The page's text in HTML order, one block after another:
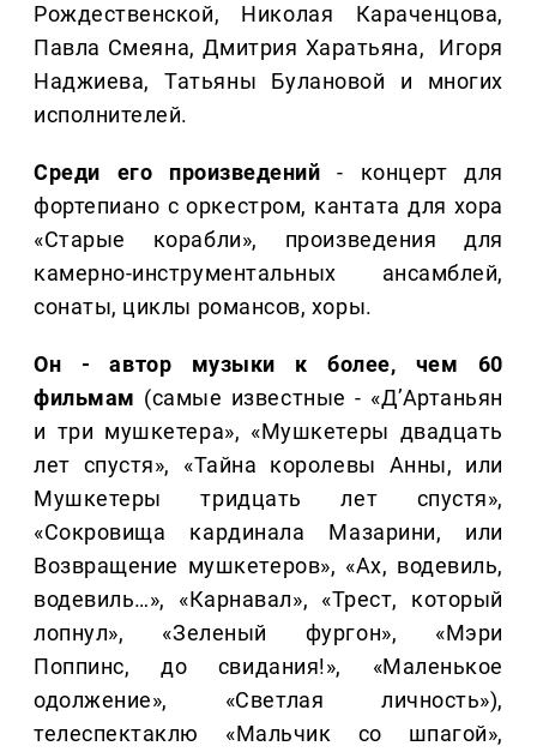
Рождественской, Николая Караченцова,
Павла Смеяна, Дмитрия Харатьяна, Игоря
Наджиева, Татьяны Булановой и многих
исполнителей.
Среди его произведений - концерт для
фортепиано с оркестром, кантата для хора
«Старые корабли», произведения для
камерно-инструментальных ансамблей,
сонаты, циклы романсов, хоры.
Он - автор музыки к более, чем 60
фильмам (самые известные - «Д’Артаньян
и три мушкетера», «Мушкетеры двадцать
лет спустя», «Тайна королевы Анны, или
Мушкетеры тридцать лет спустя»,
«Сокровища кардинала Мазарини, или
Возвращение мушкетеров», «Ах, водевиль,
водевиль…», «Карнавал», «Трест, который
лопнул», «Зеленый фургон», «Мэри
Поппинс, до свидания!», «Маленькое
одолжение», «Светлая личность»),
телеспектаклю «Мальчик со шпагой»,